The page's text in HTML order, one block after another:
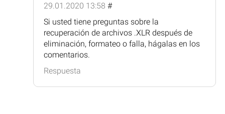
29.01.2020 13:58 #
Si usted tiene preguntas sobre la
recuperación de archivos .XLR después de
eliminación, formateo o falla, hágalas en los
comentarios.
Respuesta